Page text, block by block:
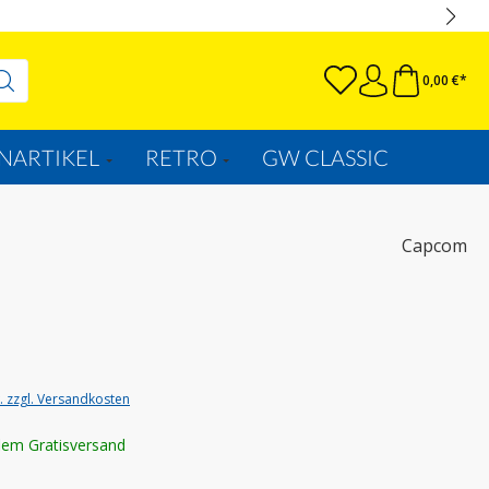
0,00 €*
RETRO GW CLASSIC
Capcom
zzgl. Versandkosten
Gratisversand